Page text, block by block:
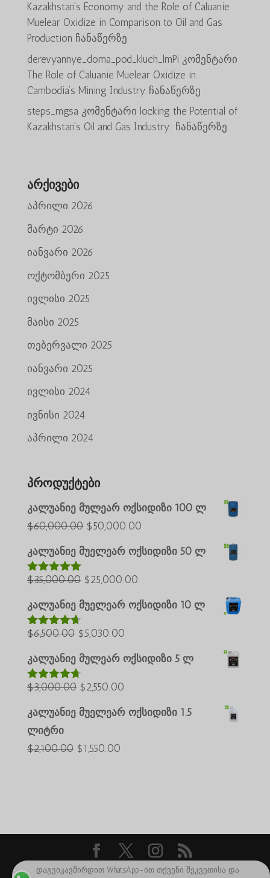
Kazakhstan’s Economy and the Role of Caluanie
Muelear Oxidize in Comparison to Oil and Gas
Production ჩანაწერზე
derevyannye_doma_pod_kluch_lmPi კომენტარი
The Role of Caluanie Muelear Oxidize in
Cambodia’s Mining Industry ჩანაწერზე
steps_mgsa კომენტარი locking the Potential of
Kazakhstan’s Oil and Gas Industry: ჩანაწერზე
არქივები
აპრილი 2026
მარტი 2026
იანვარი 2026
ოქტომბერი 2025
ივლისი 2025
მაისი 2025
თებერვალი 2025
იანვარი 2025
ივლისი 2024
ივნისი 2024
აპრილი 2024
პროდუქტები
კალუანიე მულეარ ოქსიდიზი 100 ლ
$60,000.00 საწყისი
იყო:
$60,000.00.
$ 50,000.00მიმდინარე
ფასია:
$50,000.00.
კალუანიე მუელეარ ოქსიდიზი 50 ლ
შეფასებუ
5-დან
$35,000.00 საწყისი
ფასი
იყო:
$35,000.00.
$25,000.00მიმდინარე
ფასია:
$25,000.00.
კალუანიე მუელეარ ოქსიდიზი 10 ლ
შეფასებუ
5-დან
$6,500.00 საწყისი
ფასი
იყო:
$6,500.00.
$ 5,030.00მიმდინარე
ფასია:
$5,030.00.
კალუანიე მულეარ ოქსიდიზი 5 ლ
შეფასებუ
5-დან
$3,000.00 საწყისი
ფასი
იყო:
$2,550.00მიმდინარე
ფასია:
$2,550.00.
კალუანიე მუელეარ ოქსიდიზი 1.5
ლიტრი
$2,100.00 საწყისი
$1,550.00მიმდინარე
საავტორო უფლება 2024 ©Caluanie Oxidize
დაგვიკავშირდით WhatsApp-ით თქვენი შეკვეთისა და
English
简体中文
Tiếng Việt
Русский
ພາສາລາວ